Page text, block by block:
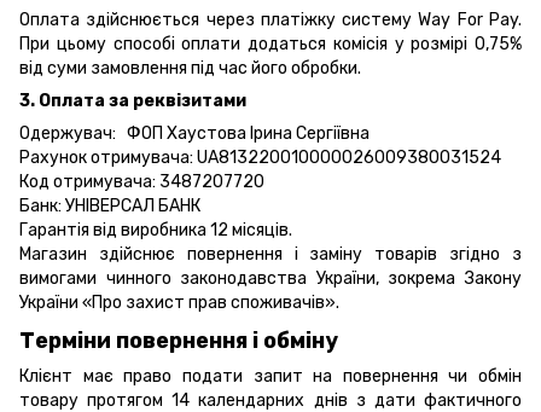
Оплата здійснюється через платіжку систему Way For Pay.
При цьому способі оплати додаться комісія у розмірі 0,75%
від суми замовлення під час його обробки.
3. Оплата за реквізитами
Одержувач: ФОП Хаустова Ірина Сергіївна
Рахунок отримувача: UA813220010000026009380031524
Код отримувача: 3487207720
Банк: УНІВЕРСАЛ БАНК
Гарантія від виробника 12 місяців.
Магазин здійснює повернення і заміну товарів згідно з
вимогами чинного законодавства України, зокремаЗакону
України «Про захист прав споживачів».
Терміни повернення і обміну
Клієнт має право подати запит на повернення чи обмін
товару протягом 14 календарних днів з дати фактичного